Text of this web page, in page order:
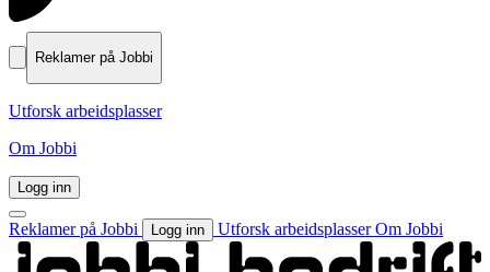
Reklamer på Jobbi
Utforsk arbeidsplasser
Om Jobbi
Logg inn
Reklamer på Jobbi Logg inn Utforsk arbeidsplasserOm Jobbi